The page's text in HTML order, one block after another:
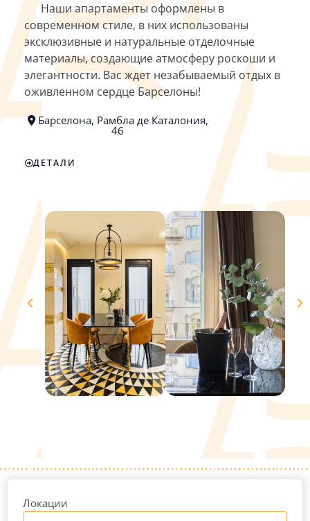
Наши апартаменты оформлены в
современном стиле, в них использованы
эксклюзивные и натуральные отделочные
материалы, создающие атмосферу роскоши и
элегантности. Вас ждет незабываемый отдых в
оживленном сердце Барселоны!
Барселона, Рамбла де Каталония,
46
ДЕТАЛИ
Локации